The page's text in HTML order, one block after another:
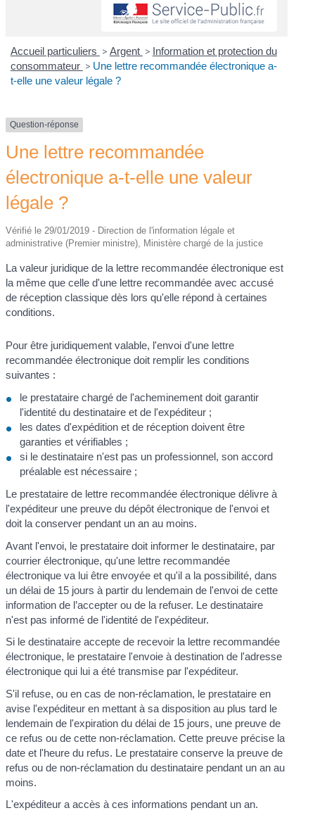
Accueil particuliers > Argent > Information et protection du
consommateur > Une lettre recommandée électronique a-
t-elle une valeur légale ?
Question-réponse
Une lettre recommandée
électronique a-t-elle une valeur
légale ?
Vérifié le 29/01/2019 - Direction de l'information légale et
administrative (Premier ministre), Ministère chargé de la justice
La valeur juridique de la lettre recommandée électronique est
la même que celle d'une lettre recommandée avec accusé
de réception classique dès lors qu'elle répond à certaines
conditions.
Pour être juridiquement valable, l'envoi d'une lettre
recommandée électronique doit remplir les conditions
suivantes :
le prestataire chargé de l'acheminement doit garantir
l'identité du destinataire et de l'expéditeur ;
les dates d'expédition et de réception doivent être
garanties et vérifiables ;
si le destinataire n'est pas un professionnel, son accord
préalable est nécessaire ;
Le prestataire de lettre recommandée électronique délivre à
l'expéditeur une preuve du dépôt électronique de l'envoi et
doit la conserver pendant un an au moins.
Avant l'envoi, le prestataire doit informer le destinataire, par
courrier électronique, qu'une lettre recommandée
électronique va lui être envoyée et qu'il a la possibilité, dans
un délai de 15 jours à partir du lendemain de l'envoi de cette
information de l’accepter ou de la refuser. Le destinataire
n'est pas informé de l'identité de l'expéditeur.
Si le destinataire accepte de recevoir la lettre recommandée
électronique, le prestataire l'envoie à destination de l'adresse
électronique qui lui a été transmise par l'expéditeur.
S'il refuse, ou en cas de non-réclamation, le prestataire en
avise l'expéditeur en mettant à sa disposition au plus tard le
lendemain de l'expiration du délai de 15 jours, une preuve de
ce refus ou de cette non-réclamation. Cette preuve précise la
date et l'heure du refus. Le prestataire conserve la preuve de
refus ou de non-réclamation du destinataire pendant un an au
moins.
L'expéditeur a accès à ces informations pendant un an.